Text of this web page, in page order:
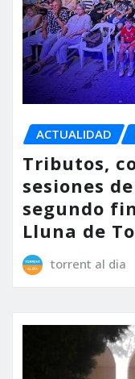
ACTUALIDAD
Tributos,
sesiones
segundo
Lluna de
torrent al dia